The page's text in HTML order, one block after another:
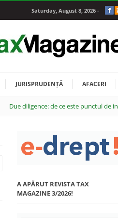
Saturday, August 8, 2026 -
JURISPRUDENȚĂ AFACERI
Due diligence: de ce este punctul de
A APĂRUT REVISTA TAX
MAGAZINE 3/2026!